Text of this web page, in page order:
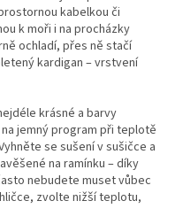
kabelkou či
k moři i na procházky
ochladí, přes ně stačí
kardigan – vrstvení
krásné a barvy
jemný program při teplotě
se sušení v sušičce a
na ramínku – díky
nebudete muset vůbec
zvolte nižší teplotu,